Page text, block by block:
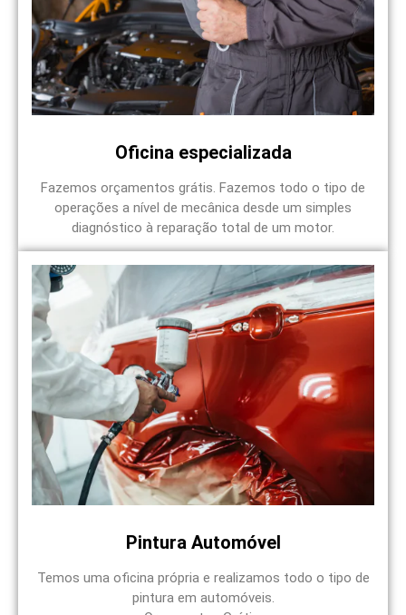
Oficina especializada
Fazemos orçamentos grátis. Fazemos todo o tipo de
operações a nível de mecânica desde um simples
diagnóstico à reparação total de um motor.
Pintura Automóvel
Temos uma oficina própria e realizamos todo o tipo de
pintura em automóveis.